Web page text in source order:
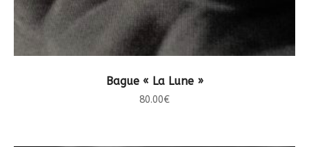
CHOIX DES OPTIONS
Bague « La Lune »
80.00€